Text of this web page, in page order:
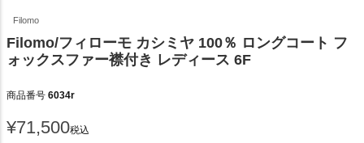
Filomo
Filomo/フィローモ カシミヤ 100％ ロングコート フ
ォックスファー襟付き レディース 6F
商品番号 6034r
¥71,500税込